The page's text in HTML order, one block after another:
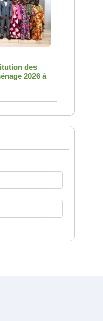
des
2026 à